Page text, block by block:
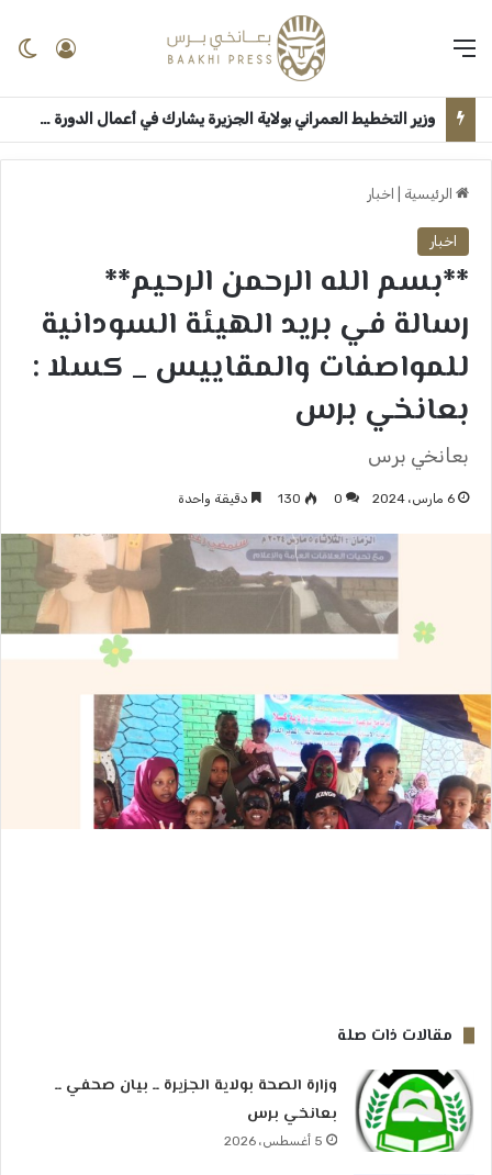
وزير التخطيط العمراني بولاية الجزيرة يشارك في أعمال الدورة الخامسة عشرة للمجلس القومي للتنمية العمرانية ــ الخرطوم : ميادة إبراهيم
الرئيسية اخبار
اخبار
**بسم الله الرحمن الرحيم**
رسالة في بريد الهيئة السودانية
للمواصفات والمقاييس _ كسلا :
بعانخي برس
بعانخي برس
6 مارس، 2024 0
130 دقيقة واحدة
مقالات ذات صلة
وزارة الصحة بولاية الجزيرة ــ بيان صحفي ــ
بعانخي برس
5 أغسطس، 2026